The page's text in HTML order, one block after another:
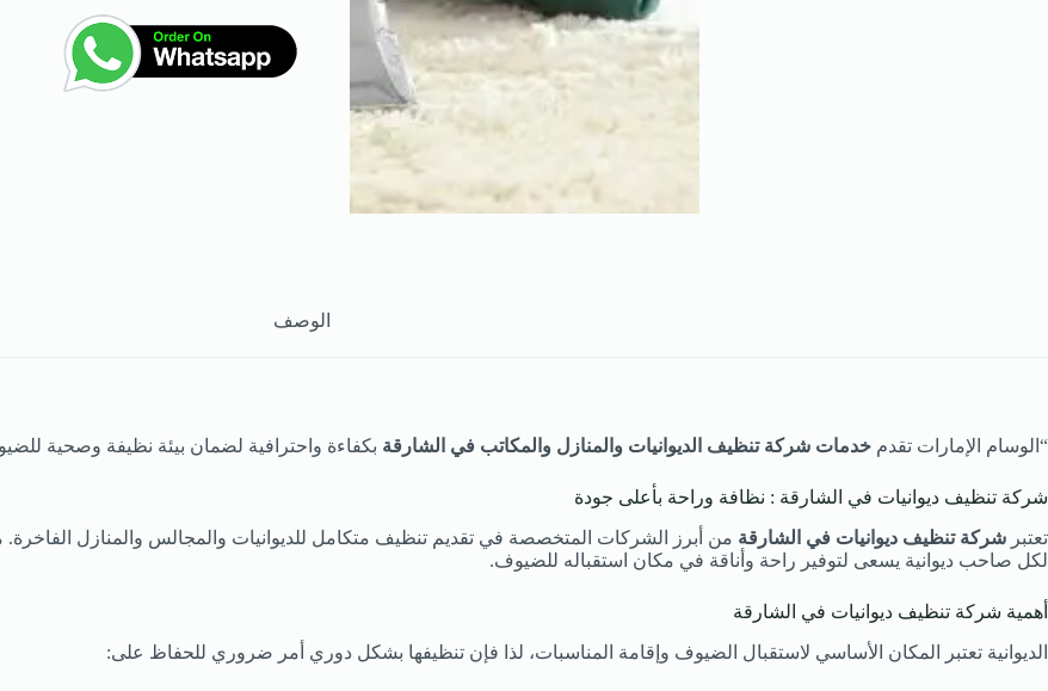
الوصف
“الوسام الإمارات تقدم خدمات شركة تنظيف الديوانيات والمنازل والمكاتب في الشارقة بكفاءة واحترافية لضمان بيئة نظيفة وصحية
شركة تنظيف ديوانيات في الشارقة : نظافة وراحة بأعلى جودة
تعتبر شركة تنظيف ديوانيات في الشارقة من أبرز الشركات المتخصصة في تقديم تنظيف متكامل للديوانيات والمجالس والمنازل
لكل صاحب ديوانية يسعى لتوفير راحة وأناقة في مكان استقباله للضيوف.
أهمية شركة تنظيف ديوانيات في الشارقة
الديوانية تعتبر المكان الأساسي لاستقبال الضيوف وإقامة المناسبات، لذا فإن تنظيفها بشكل دوري أمر ضروري للحفاظ على: